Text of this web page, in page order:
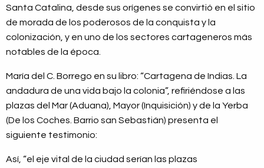
Santa Catalina, desde sus orígenes se convirtió en el sitio
de morada de los poderosos de la conquista y la
colonización, y en uno de los sectores cartageneros más
notables de la época.
María del C. Borrego en su libro: “Cartagena de Indias. La
andadura de una vida bajo la colonia”, refiriéndose a las
plazas del Mar (Aduana), Mayor (Inquisición) y de la Yerba
(De los Coches. Barrio san Sebastián) presenta el
siguiente testimonio:
Así, “el eje vital de la ciudad serían las plazas